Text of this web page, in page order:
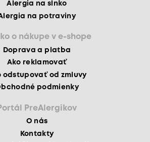
Alergia na slnko
na potraviny
o nákupe v e-shope
Doprava a platba
Ako reklamovať
odstupovať od zmluvy
podmienky
PreAlergikov
O nás
Kontakty